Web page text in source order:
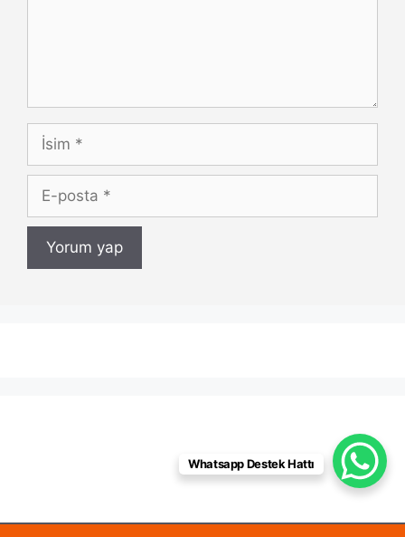
İsim
posta
Whatsapp Destek Hattı